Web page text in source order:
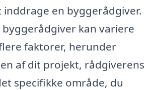
inddrage en byggerådgiver.
byggerådgiver kan variere
faktorer, herunder
af dit projekt, rådgiverens
specifikke område, du